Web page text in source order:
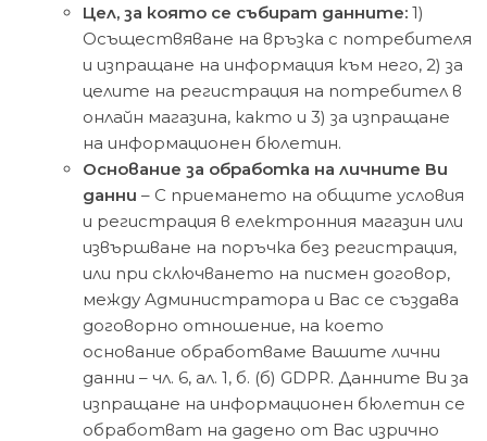
Цел, за която се събират данните: 1)
Осъществяване на връзка с потребителя
и изпращане на информация към него, 2) за
целите на регистрация на потребител в
онлайн магазина, както и 3) за изпращане
на информационен бюлетин.
Основание за обработка на личните Ви
данни – С приемането на общите условия
и регистрация в електронния магазин или
извършване на поръчка без регистрация,
или при сключването на писмен договор,
между Администратора и Вас се създава
договорно отношение, на което
основание обработваме Вашите лични
данни – чл. 6, ал. 1, б. (б) GDPR. Данните Ви за
изпращане на информационен бюлетин се
обработват на дадено от Вас изрично